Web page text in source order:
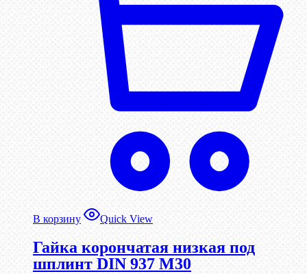
В корзину Quick View
Гайка корончатая низкая под
шплинт DIN 937 М30